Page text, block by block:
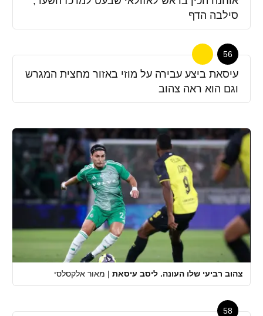
סילבה הדף
56
עיסאת ביצע עבירה על מוזי באזור מחצית המגרש
וגם הוא ראה צהוב
צהוב רביעי שלו העונה. ליסב עיסאת | מאור אלקסלסי
58